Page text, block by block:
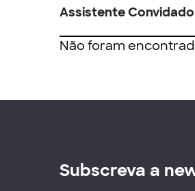
Assistente Convidado
Não foram
Subscreva a